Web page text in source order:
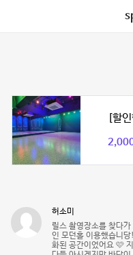
[할
허소미
릴스 촬영장소를 찾다
인 모던홀 이용했습니
화된 공간이었어요 🩷